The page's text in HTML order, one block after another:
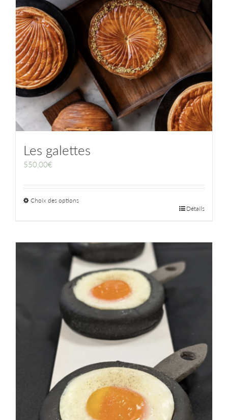
Les galettes
550,00€
Choix des options
Détails